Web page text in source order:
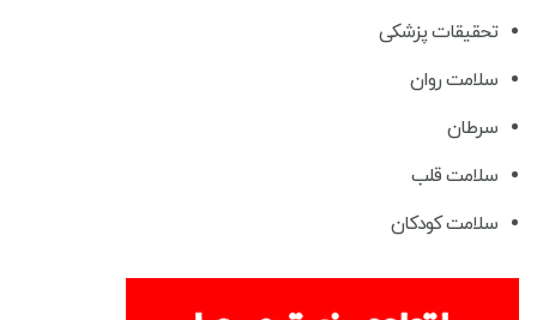
تحقیقات پزشکی
سلامت روان
سرطان
سلامت قلب
سلامت کودکان